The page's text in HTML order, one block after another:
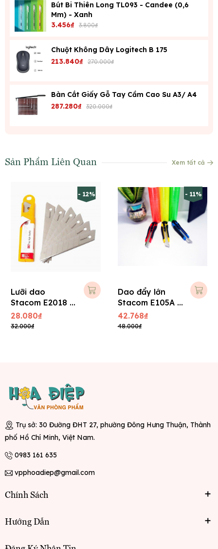
Bút Bi Thiên Long TL093 - Candee (0,6
Mm) - Xanh
3.456₫ 3.800₫
Chuột Không Dây Logitech B 175
213.840₫ 270.000₫
Bàn Cắt Giấy Gỗ Tay Cầm Cao Su A3/ A4
287.280₫ 320.000₫
Sản Phẩm Liên Quan Xem tất cả
- 12%
Lưỡi dao
Stacom E2018 -
Lớn
28.080₫
32.000₫
- 11%
Dao đẩy lớn
Stacom E105A (
+ 01 lưỡi phụ )
42.768₫
48.000₫
Trụ sở: 30 Đường ĐHT 27, phường Đông Hưng Thuận, Thành
phố Hồ Chí Minh, Việt Nam.
0983 161 635
vpphoadiep@gmail.com
Chính Sách
Hướng Dẫn